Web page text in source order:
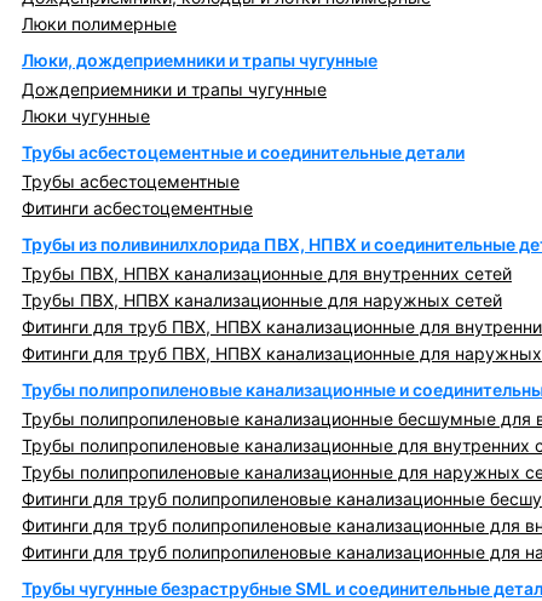
Люки полимерные
Люки, дождеприемники и трапы чугунные
Дождеприемники и трапы чугунные
Люки чугунные
Трубы асбестоцементные и соединительные детали
Трубы асбестоцементные
Фитинги асбестоцементные
Трубы из поливинилхлорида ПВХ, НПВХ и соединительные
Трубы ПВХ, НПВХ канализационные для внутренних сетей
Трубы ПВХ, НПВХ канализационные для наружных сетей
Фитинги для труб ПВХ, НПВХ канализационные для
Фитинги для труб ПВХ, НПВХ канализационные для
Трубы полипропиленовые канализационные и
Трубы полипропиленовые канализационные бесшумные для
Трубы полипропиленовые канализационные для внутренних
Трубы полипропиленовые канализационные для наружных
Фитинги для труб полипропиленовые канализационные
Фитинги для труб полипропиленовые канализационные для
Фитинги для труб полипропиленовые канализационные для
Трубы чугунные безраструбные SML и соединительные